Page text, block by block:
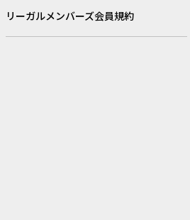
リーガルメンバーズ会員規約